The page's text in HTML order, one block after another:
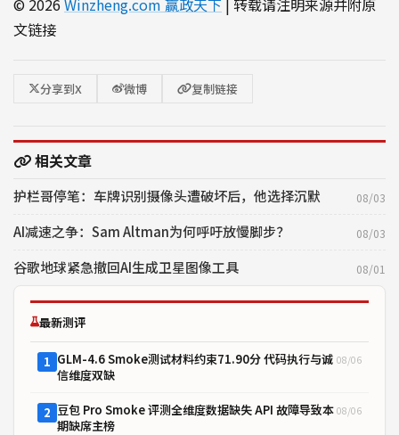
文链接
分享到X 微博 复制链接
相关文章
护栏哥停笔：车牌识别摄像头遭破坏后，他选择沉默 08/03
AI减速之争：Sam Altman为何呼吁放慢脚步？ 08/03
谷歌地球紧急撤回AI生成卫星图像工具 08/01
最新测评
1 GLM-4.6 Smoke测试材料约束71.90分 代码执行与诚
信维度双缺
08/06
2 豆包 Pro Smoke 评测全维度数据缺失 API 故障导致本
期缺席主榜
08/06